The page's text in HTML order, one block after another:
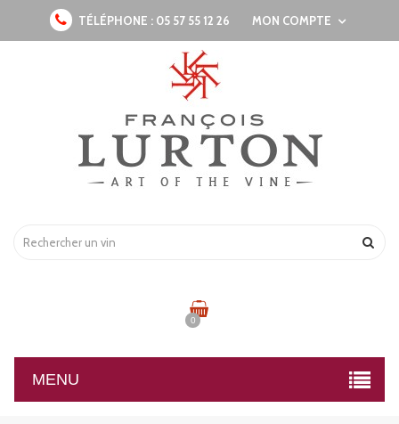
TÉLÉPHONE : 05 57 55 12 26 MON COMPTE
0
MENU